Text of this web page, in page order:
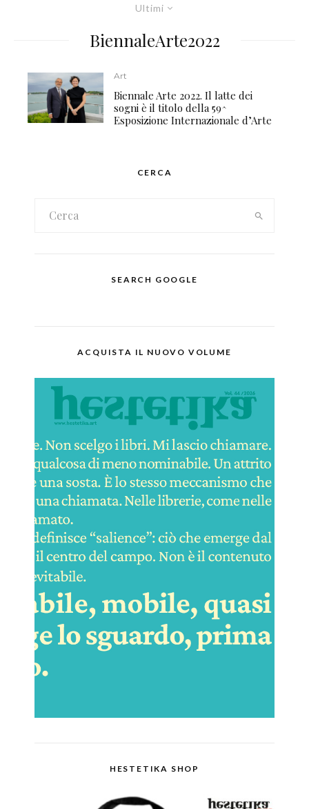
Ultimi
BiennaleArte2022
Art
Biennale Arte 2022. Il latte dei
sogni è il titolo della 59^
Esposizione Internazionale d’Arte
CERCA
SEARCH GOOGLE
ACQUISTA IL NUOVO VOLUME
HESTETIKA SHOP